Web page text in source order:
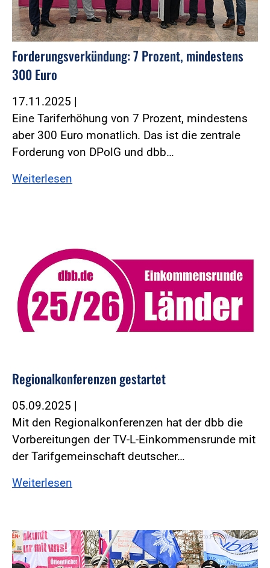
Forderungsverkündung: 7 Prozent, mindestens
300 Euro
17.11.2025 |
Eine Tariferhöhung von 7 Prozent, mindestens
aber 300 Euro monatlich. Das ist die zentrale
Forderung von DPolG und dbb…
Weiterlesen
Regionalkonferenzen gestartet
05.09.2025 |
Mit den Regionalkonferenzen hat der dbb die
Vorbereitungen der TV-L-Einkommensrunde mit
der Tarifgemeinschaft deutscher…
Weiterlesen
Foto:Foto: Windmüller